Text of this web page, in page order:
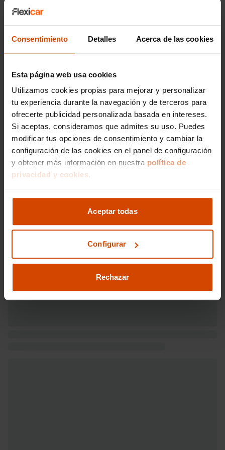
Consentimiento Detalles Acerca de las cookies
Esta página web usa cookies
Utilizamos cookies propias para mejorar y personalizar
tu experiencia durante la navegación y de terceros para
ofrecerte publicidad personalizada basada en intereses.
Si aceptas, consideramos que admites su uso. Puedes
modificar tus opciones de consentimiento y cambiar la
configuración de las cookies en el panel de configuración
y obtener más información en nuestra política de
privacidad y cookies.
Aceptar todas
Configurar
Rechazar
segunda velocidad, 1,250 :1 relación de la
tercera velocidad, 0,970 :1 relación de la
cuarta velocidad, 0,780 :1 relación de la
sexta velocidad , código transmisión:
Control de estabilidad
Motor de 1,5 litros ( 1.498 cc ) , cuatro
cilindros en línea con cuatro válvulas por
cilindro, 74,5 mm de diámetro, 85,9 mm
de carrera, relación de compresión: 10,5 y
distribución variable ; código del motor:
DADA
Compresor: uno de tipo turbo
Norma de emisiones EU6.2 (C and D-
Temp), 128 g/km CO2 (combinado) y C
Recuperación de la energía motor
Sistema eléctrico 12
Combustible: sin plomo 98 octanos y
Depósito principal de combustible: 50
litros
Bandeja trasera rígida
Email:elejido@flexicar.es
Me interesa
Vehículos recomendados